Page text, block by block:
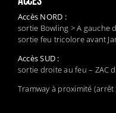
Accès NORD :
sortie Bowling > A gauche
sortie feu tricolore avant
Accès SUD :
sortie droite au feu – ZAC
Tramway à proximité (arrêt